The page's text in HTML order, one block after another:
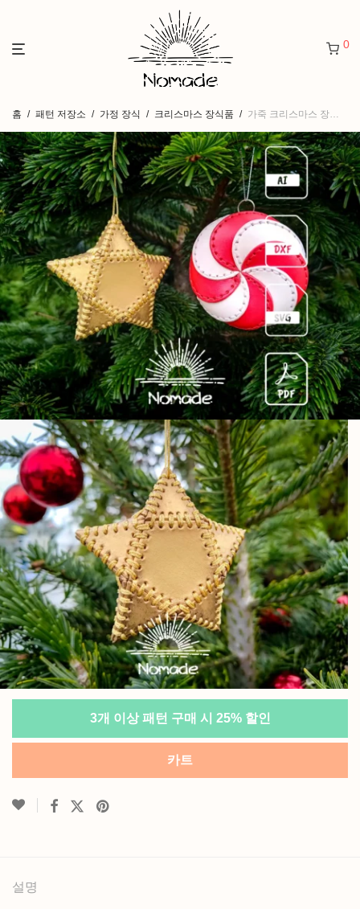
0
홈 / 패턴 저장소 / 가정 장식 / 크리스마스 장식품 / 가죽 크리스마스 장식 2개
가죽 크리스마스 장식 2개
4,00€
이번 겨울, 두 가지 각기 다른 디자인의 크리스마스 장식으
로 크리스마스 트리를 꾸며보세요!
이 패턴 팩을 구매하고 튜토리얼을 따라 가죽으로 독특한 크
리스마스 장식을 직접 만들어 보세요.
관련 튜토리얼:가죽 크리스마스 장식 2개
3개 이상 패턴 구매 시 25% 할인
카트
설명